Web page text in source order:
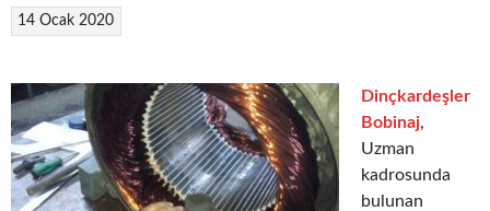
14 Ocak 2020
Dinçkardeşler
Bobinaj,
Uzman
kadrosunda
bulunan